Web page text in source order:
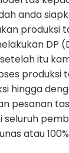
anda
produksi
DP
itu
produksi
hingga
pesanan
seluruh
atau